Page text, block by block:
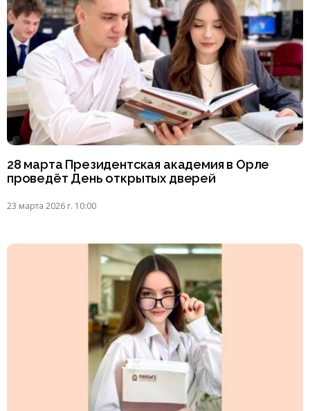
28 марта Президентская академия в Орле
проведёт День открытых дверей
23 марта 2026 г. 10:00